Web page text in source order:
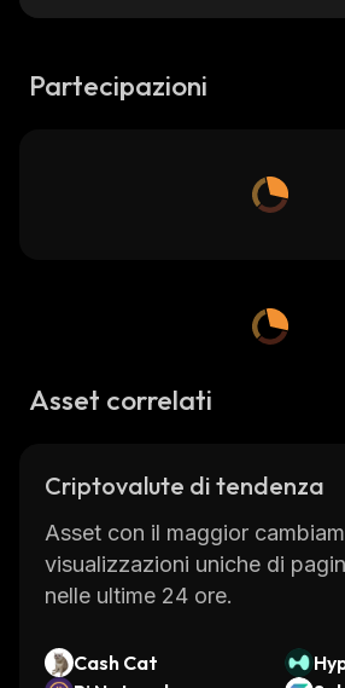
Partecipazioni
Asset correlati
Criptovalute di tendenza
Asset con il maggior
visualizzazioni uniche di
nelle ultime 24 ore.
Cash Cat